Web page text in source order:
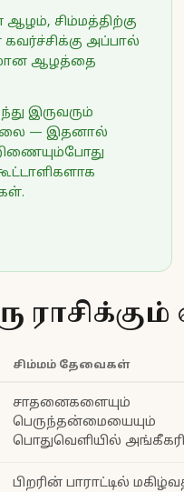
ஆழம், சிம்மத்திற்கு
அப்பால்
ஆழத்தை
இருவரும்
— இதனால்
சிம்மம் தேவைகள்
சாதனைகளையும்
பெருந்தன்மையையும்
பொதுவெளியில்
பிறரின் பாராட்டில்